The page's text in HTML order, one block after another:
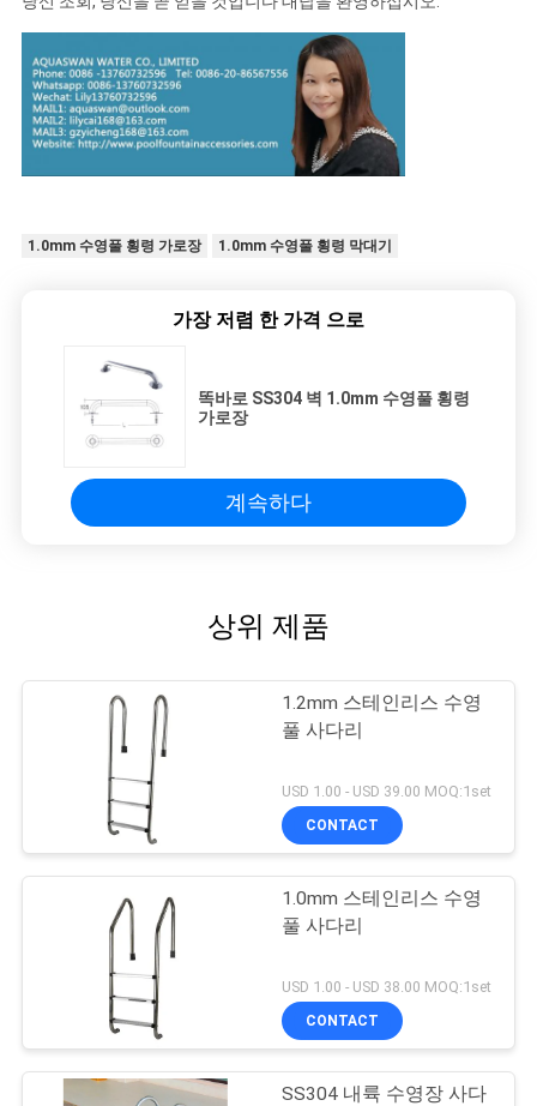
1.0mm 수영풀 횡령 가로장 1.0mm 수영풀 횡령 막대기
가장 저렴 한 가격 으로
똑바로 SS304 벽 1.0mm 수영풀 횡령
가로장
계속하다
상위 제품
1.2mm 스테인리스 수영
풀 사다리
USD 1.00 - USD 39.00 MOQ:1set
CONTACT
1.0mm 스테인리스 수영
풀 사다리
USD 1.00 - USD 38.00 MOQ:1set
CONTACT
SS304 내륙 수영장 사다